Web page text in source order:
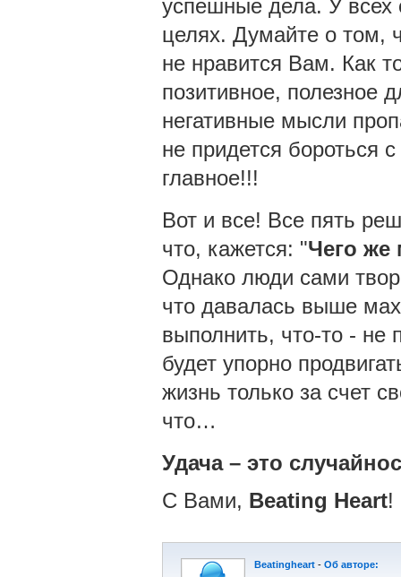
успешные дела. У всех
целях. Думайте о том,
не нравится Вам. Как
позитивное, полезное
негативные мысли
не придется бороться
главное!!!
Вот и все! Все пять
что, кажется: "Чего
Однако люди сами
что давалась выше
выполнить, что-то - не
будет упорно
жизнь только за счет
что…
Удача – это
С Вами, Beating Heart!
Beatingheart- Об авторе: